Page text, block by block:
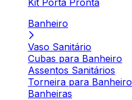
Kit Porta Pronta
Banheiro
Vaso Sanitário
Cubas para Banheiro
Assentos Sanitários
Torneira para Banheiro
Banheiras